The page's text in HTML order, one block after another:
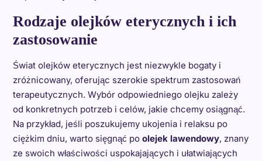
Rodzaje olejków eterycznych i ich
zastosowanie
Świat olejków eterycznych jest niezwykle bogaty i
zróżnicowany, oferując szerokie spektrum zastosowań
terapeutycznych. Wybór odpowiedniego olejku zależy
od konkretnych potrzeb i celów, jakie chcemy osiągnąć.
Na przykład, jeśli poszukujemy ukojenia i relaksu po
ciężkim dniu, warto sięgnąć po olejek lawendowy, znany
ze swoich właściwości uspokajających i ułatwiających